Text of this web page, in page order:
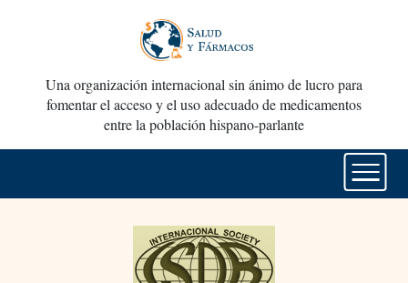
Una organización internacional sin ánimo de lucro para
fomentar el acceso y el uso adecuado de medicamentos
entre la población hispano-parlante